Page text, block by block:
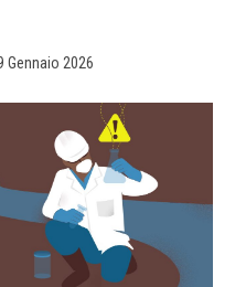
Gennaio 2026